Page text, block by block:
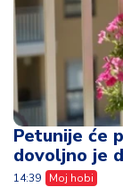
Petunije će
dovoljno je
14:39 Moj hobi